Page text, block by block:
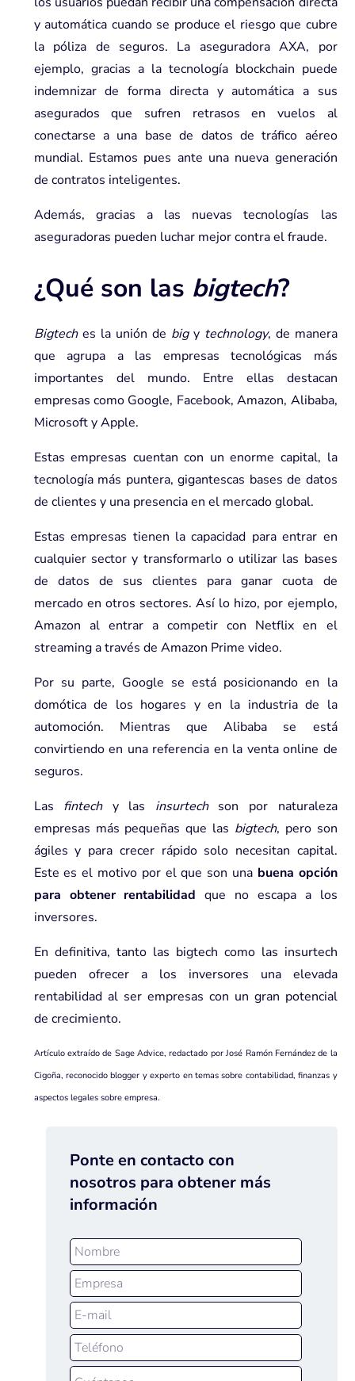
y automática cuando se produce el riesgo que cubre
la póliza de seguros. La aseguradora AXA, por
ejemplo, gracias a la tecnología blockchain puede
indemnizar de forma directa y automática a sus
asegurados que sufren retrasos en vuelos al
conectarse a una base de datos de tráfico aéreo
mundial. Estamos pues ante una nueva generación
de contratos inteligentes.
Además, gracias a las nuevas tecnologías las
aseguradoras pueden luchar mejor contra el fraude.
¿Qué son las bigtech?
Bigteches la unión de bigy technology, de manera
que agrupa a las empresas tecnológicas más
importantes del mundo. Entre ellas destacan
empresas como Google, Facebook, Amazon, Alibaba,
Microsoft y Apple.
Estas empresas cuentan con un enorme capital, la
tecnología más puntera, gigantescas bases de datos
de clientes y una presencia en el mercado global.
Estas empresas tienen la capacidad para entrar en
cualquier sector y transformarlo o utilizar las bases
de datos de sus clientes para ganar cuota de
mercado en otros sectores. Así lo hizo, por ejemplo,
Amazon al entrar a competir con Netflix en el
streaming a través de Amazon Prime video.
Por su parte, Google se está posicionando en la
domótica de los hogares y en la industria de la
automoción. Mientras que Alibaba se está
convirtiendo en una referencia en la venta online de
seguros.
Las fintechy las insurtechson por naturaleza
empresas más pequeñas que las bigtech, pero son
ágiles y para crecer rápido solo necesitan capital.
Este es el motivo por el que son una buena opción
para obtener rentabilidad que no escapa a los
inversores.
En definitiva, tanto las bigtech como las insurtech
pueden ofrecer a los inversores una elevada
rentabilidad al ser empresas con un gran potencial
de crecimiento.
Artículo extraído de Sage Advice, redactado por José Ramón Fernández de la
Cigoña, reconocido blogger y experto en temas sobre contabilidad, finanzas y
aspectos legales sobre empresa.
Ponte en contacto con
nosotros para obtener más
información